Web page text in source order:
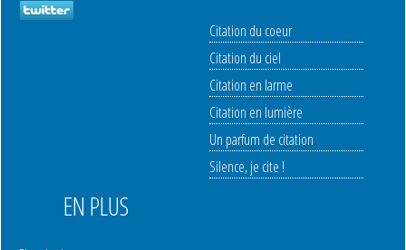
Citation du coeur
Citation du ciel
Citation en larme
Citation en lumière
Un parfum de citation
Silence, je cite !
EN PLUS